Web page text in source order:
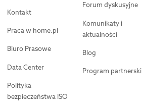
Kontakt
Praca w home.pl
Biuro Prasowe
Data Center
Polityka
bezpieczeństwa ISO
Forum dyskusyjne
Komunikaty i
aktualności
Blog
Program partnerski